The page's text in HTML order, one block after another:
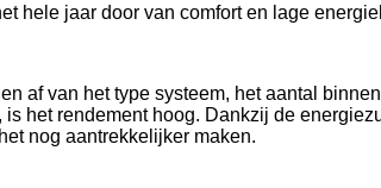
hele jaar door van comfort en lage
af van het type systeem, het aantal
het rendement hoog. Dankzij de
nog aantrekkelijker maken.